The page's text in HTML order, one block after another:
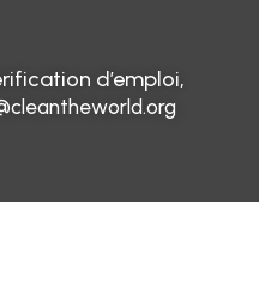
d’emploi,